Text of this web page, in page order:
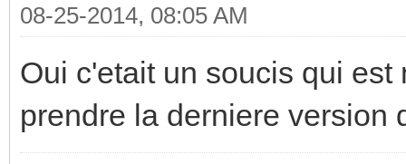
08-25-2014, 08:05 AM
Oui c'etait un soucis qui
prendre la derniere version